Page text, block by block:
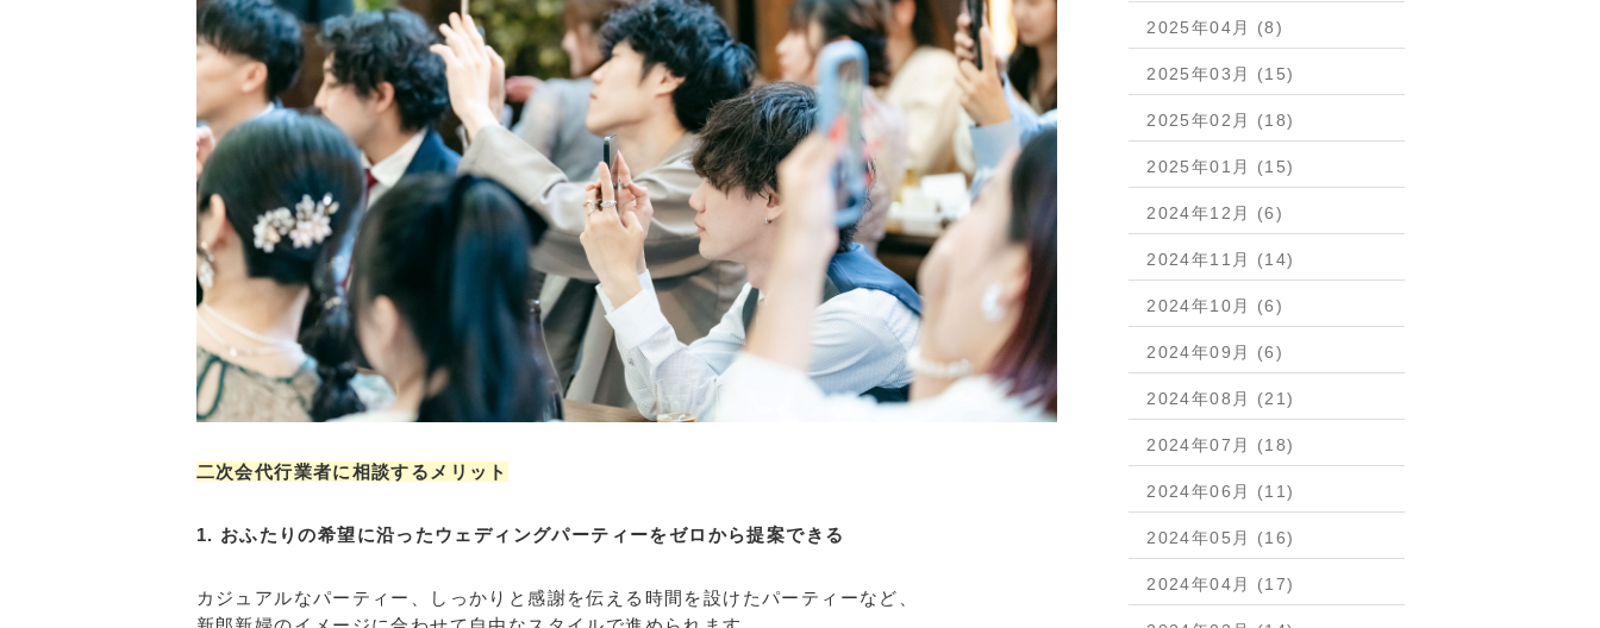
二次会代行業者に相談するメリット
1. おふたりの希望に沿ったウェディングパーティーをゼロから提案できる
カジュアルなパーティー、しっかりと感謝を伝える時間を設けたパーティーなど、
2025年04月 (8)
2025年03月 (15)
2025年02月 (18)
2025年01月 (15)
2024年12月 (6)
2024年11月 (14)
2024年10月 (6)
2024年09月 (6)
2024年08月 (21)
2024年07月 (18)
2024年06月 (11)
2024年05月 (16)
2024年04月 (17)